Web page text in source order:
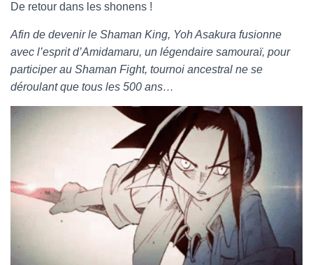
De retour dans les shonens !
Afin de devenir le Shaman King, Yoh Asakura fusionne
avec l’esprit d’Amidamaru, un légendaire samouraï, pour
participer au Shaman Fight, tournoi ancestral ne se
déroulant que tous les 500 ans…